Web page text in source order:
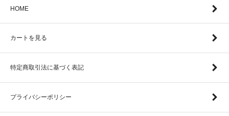
HOME
カートを見る
特定商取引法に基づく表記
プライバシーポリシー